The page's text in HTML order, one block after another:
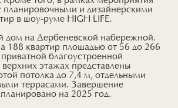
планировочными и дизайнерскими
в шоу-руме HIGH LIFE.
дом на Дербеневской набережной.
188 квартир площадью от 56 до 266
благоустроенной
этажах представлены
потолка до 7,4 м, отдельными
террасами. Завершение
на 2025 год.